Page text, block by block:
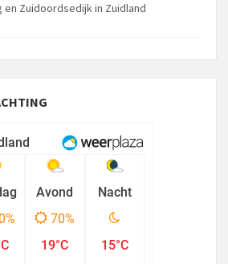
en Zuidoordsedijk in Zuidland